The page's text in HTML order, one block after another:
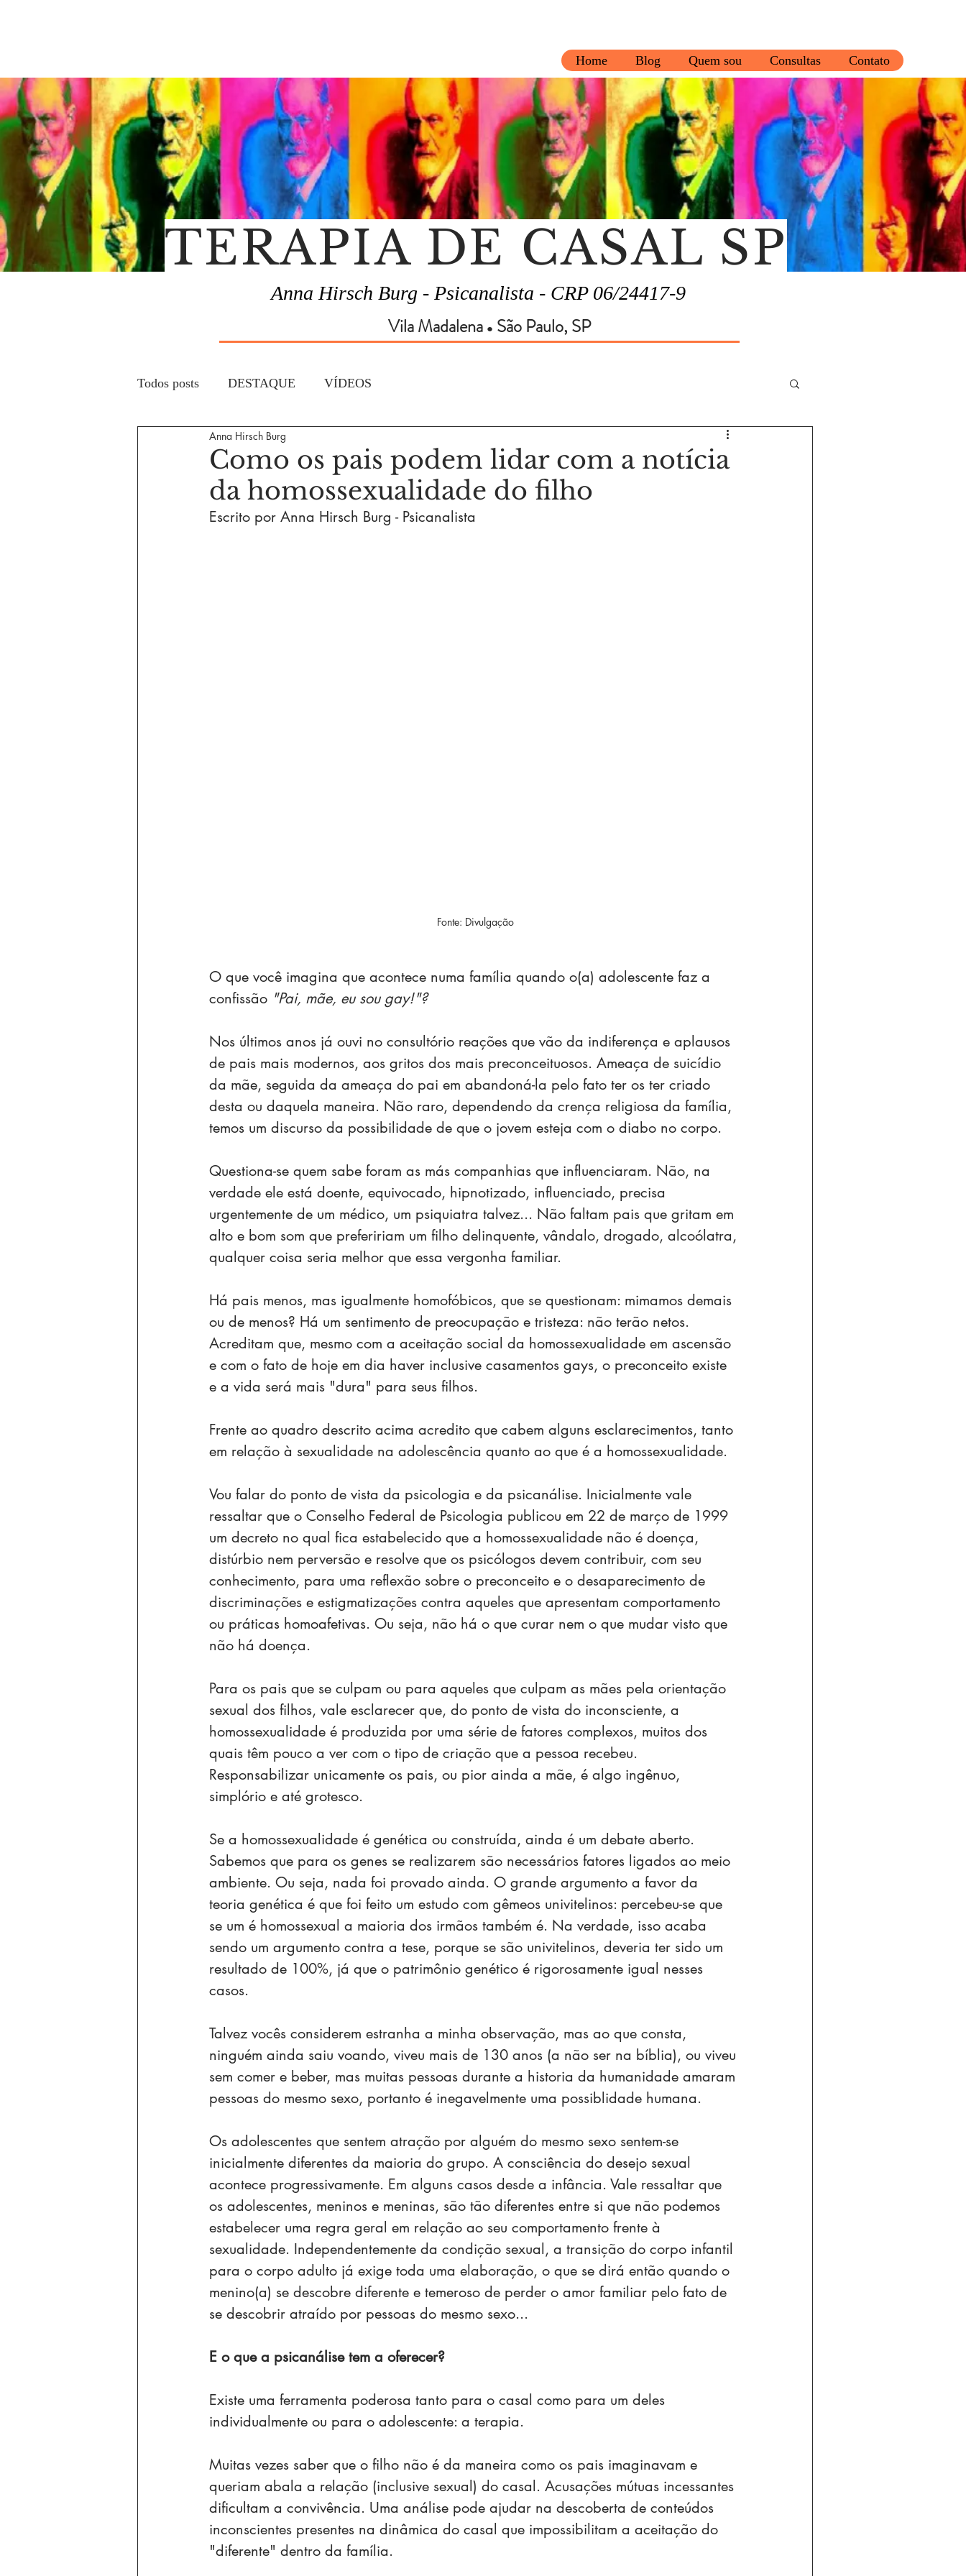
Home Blog Quem sou Consultas Contato
TERAPIA DE CASAL SP
Anna Hirsch Burg - Psicanalista - CRP 06/24417-9
Vila Madalena ● São Paulo, SP
Todos posts DESTAQUE VÍDEOS
Como os pais podem lidar com a notícia
da homossexualidade do filho
Anna Hirsch Burg
Escrito por Anna Hirsch Burg - Psicanalista
Fonte: Divulgação
O que você imagina que acontece numa família quando o(a) adolescente faz a
confissão "Pai, mãe, eu sou gay!"?
Nos últimos anos já ouvi no consultório reações que vão da indiferença e aplausos
de pais mais modernos, aos gritos dos mais preconceituosos. Ameaça de suicídio
da mãe, seguida da ameaça do pai em abandoná-la pelo fato ter os ter criado
desta ou daquela maneira. Não raro, dependendo da crença religiosa da família,
temos um discurso da possibilidade de que o jovem esteja com o diabo no corpo.
Questiona-se quem sabe foram as más companhias que influenciaram. Não, na
verdade ele está doente, equivocado, hipnotizado, influenciado, precisa
urgentemente de um médico, um psiquiatra talvez... Não faltam pais que gritam em
alto e bom som que prefeririam um filho delinquente, vândalo, drogado, alcoólatra,
qualquer coisa seria melhor que essa vergonha familiar.
Há pais menos, mas igualmente homofóbicos, que se questionam: mimamos demais
ou de menos? Há um sentimento de preocupação e tristeza: não terão netos.
Acreditam que, mesmo com a aceitação social da homossexualidade em ascensão
e com o fato de hoje em dia haver inclusive casamentos gays, o preconceito existe
e a vida será mais "dura" para seus filhos.
Frente ao quadro descrito acima acredito que cabem alguns esclarecimentos, tanto
em relação à sexualidade na adolescência quanto ao que é a homossexualidade.
Vou falar do ponto de vista da psicologia e da psicanálise. Inicialmente vale
ressaltar que o Conselho Federal de Psicologia publicou em 22 de março de 1999
um decreto no qual fica estabelecido que a homossexualidade não é doença,
distúrbio nem perversão e resolve que os psicólogos devem contribuir, com seu
conhecimento, para uma reflexão sobre o preconceito e o desaparecimento de
discriminações e estigmatizações contra aqueles que apresentam comportamento
ou práticas homoafetivas. Ou seja, não há o que curar nem o que mudar visto que
não há doença.
Para os pais que se culpam ou para aqueles que culpam as mães pela orientação
sexual dos filhos, vale esclarecer que, do ponto de vista do inconsciente, a
homossexualidade é produzida por uma série de fatores complexos, muitos dos
quais têm pouco a ver com o tipo de criação que a pessoa recebeu.
Responsabilizar unicamente os pais, ou pior ainda a mãe, é algo ingênuo,
simplório e até grotesco.
Se a homossexualidade é genética ou construída, ainda é um debate aberto.
Sabemos que para os genes se realizarem são necessários fatores ligados ao meio
ambiente. Ou seja, nada foi provado ainda. O grande argumento a favor da
teoria genética é que foi feito um estudo com gêmeos univitelinos: percebeu-se que
se um é homossexual a maioria dos irmãos também é. Na verdade, isso acaba
sendo um argumento contra a tese, porque se são univitelinos, deveria ter sido um
resultado de 100%, já que o patrimônio genético é rigorosamente igual nesses
casos.
Talvez vocês considerem estranha a minha observação, mas ao que consta,
ninguém ainda saiu voando, viveu mais de 130 anos (a não ser na bíblia), ou viveu
sem comer e beber, mas muitas pessoas durante a historia da humanidade amaram
pessoas do mesmo sexo, portanto é inegavelmente uma possiblidade humana.
Os adolescentes que sentem atração por alguém do mesmo sexo sentem-se
inicialmente diferentes da maioria do grupo. A consciência do desejo sexual
acontece progressivamente. Em alguns casos desde a infância. Vale ressaltar que
os adolescentes, meninos e meninas, são tão diferentes entre si que não podemos
estabelecer uma regra geral em relação ao seu comportamento frente à
sexualidade. Independentemente da condição sexual, a transição do corpo infantil
para o corpo adulto já exige toda uma elaboração, o que se dirá então quando o
menino(a) se descobre diferente e temeroso de perder o amor familiar pelo fato de
se descobrir atraído por pessoas do mesmo sexo...
E o que a psicanálise tem a oferecer?
Existe uma ferramenta poderosa tanto para o casal como para um deles
individualmente ou para o adolescente: a terapia.
Muitas vezes saber que o filho não é da maneira como os pais imaginavam e
queriam abala a relação (inclusive sexual) do casal. Acusações mútuas incessantes
dificultam a convivência. Uma análise pode ajudar na descoberta de conteúdos
inconscientes presentes na dinâmica do casal que impossibilitam a aceitação do
"diferente" dentro da família.